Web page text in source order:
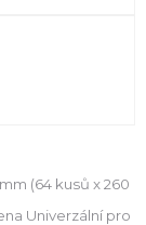
(64 kusů x 260
Univerzální pro